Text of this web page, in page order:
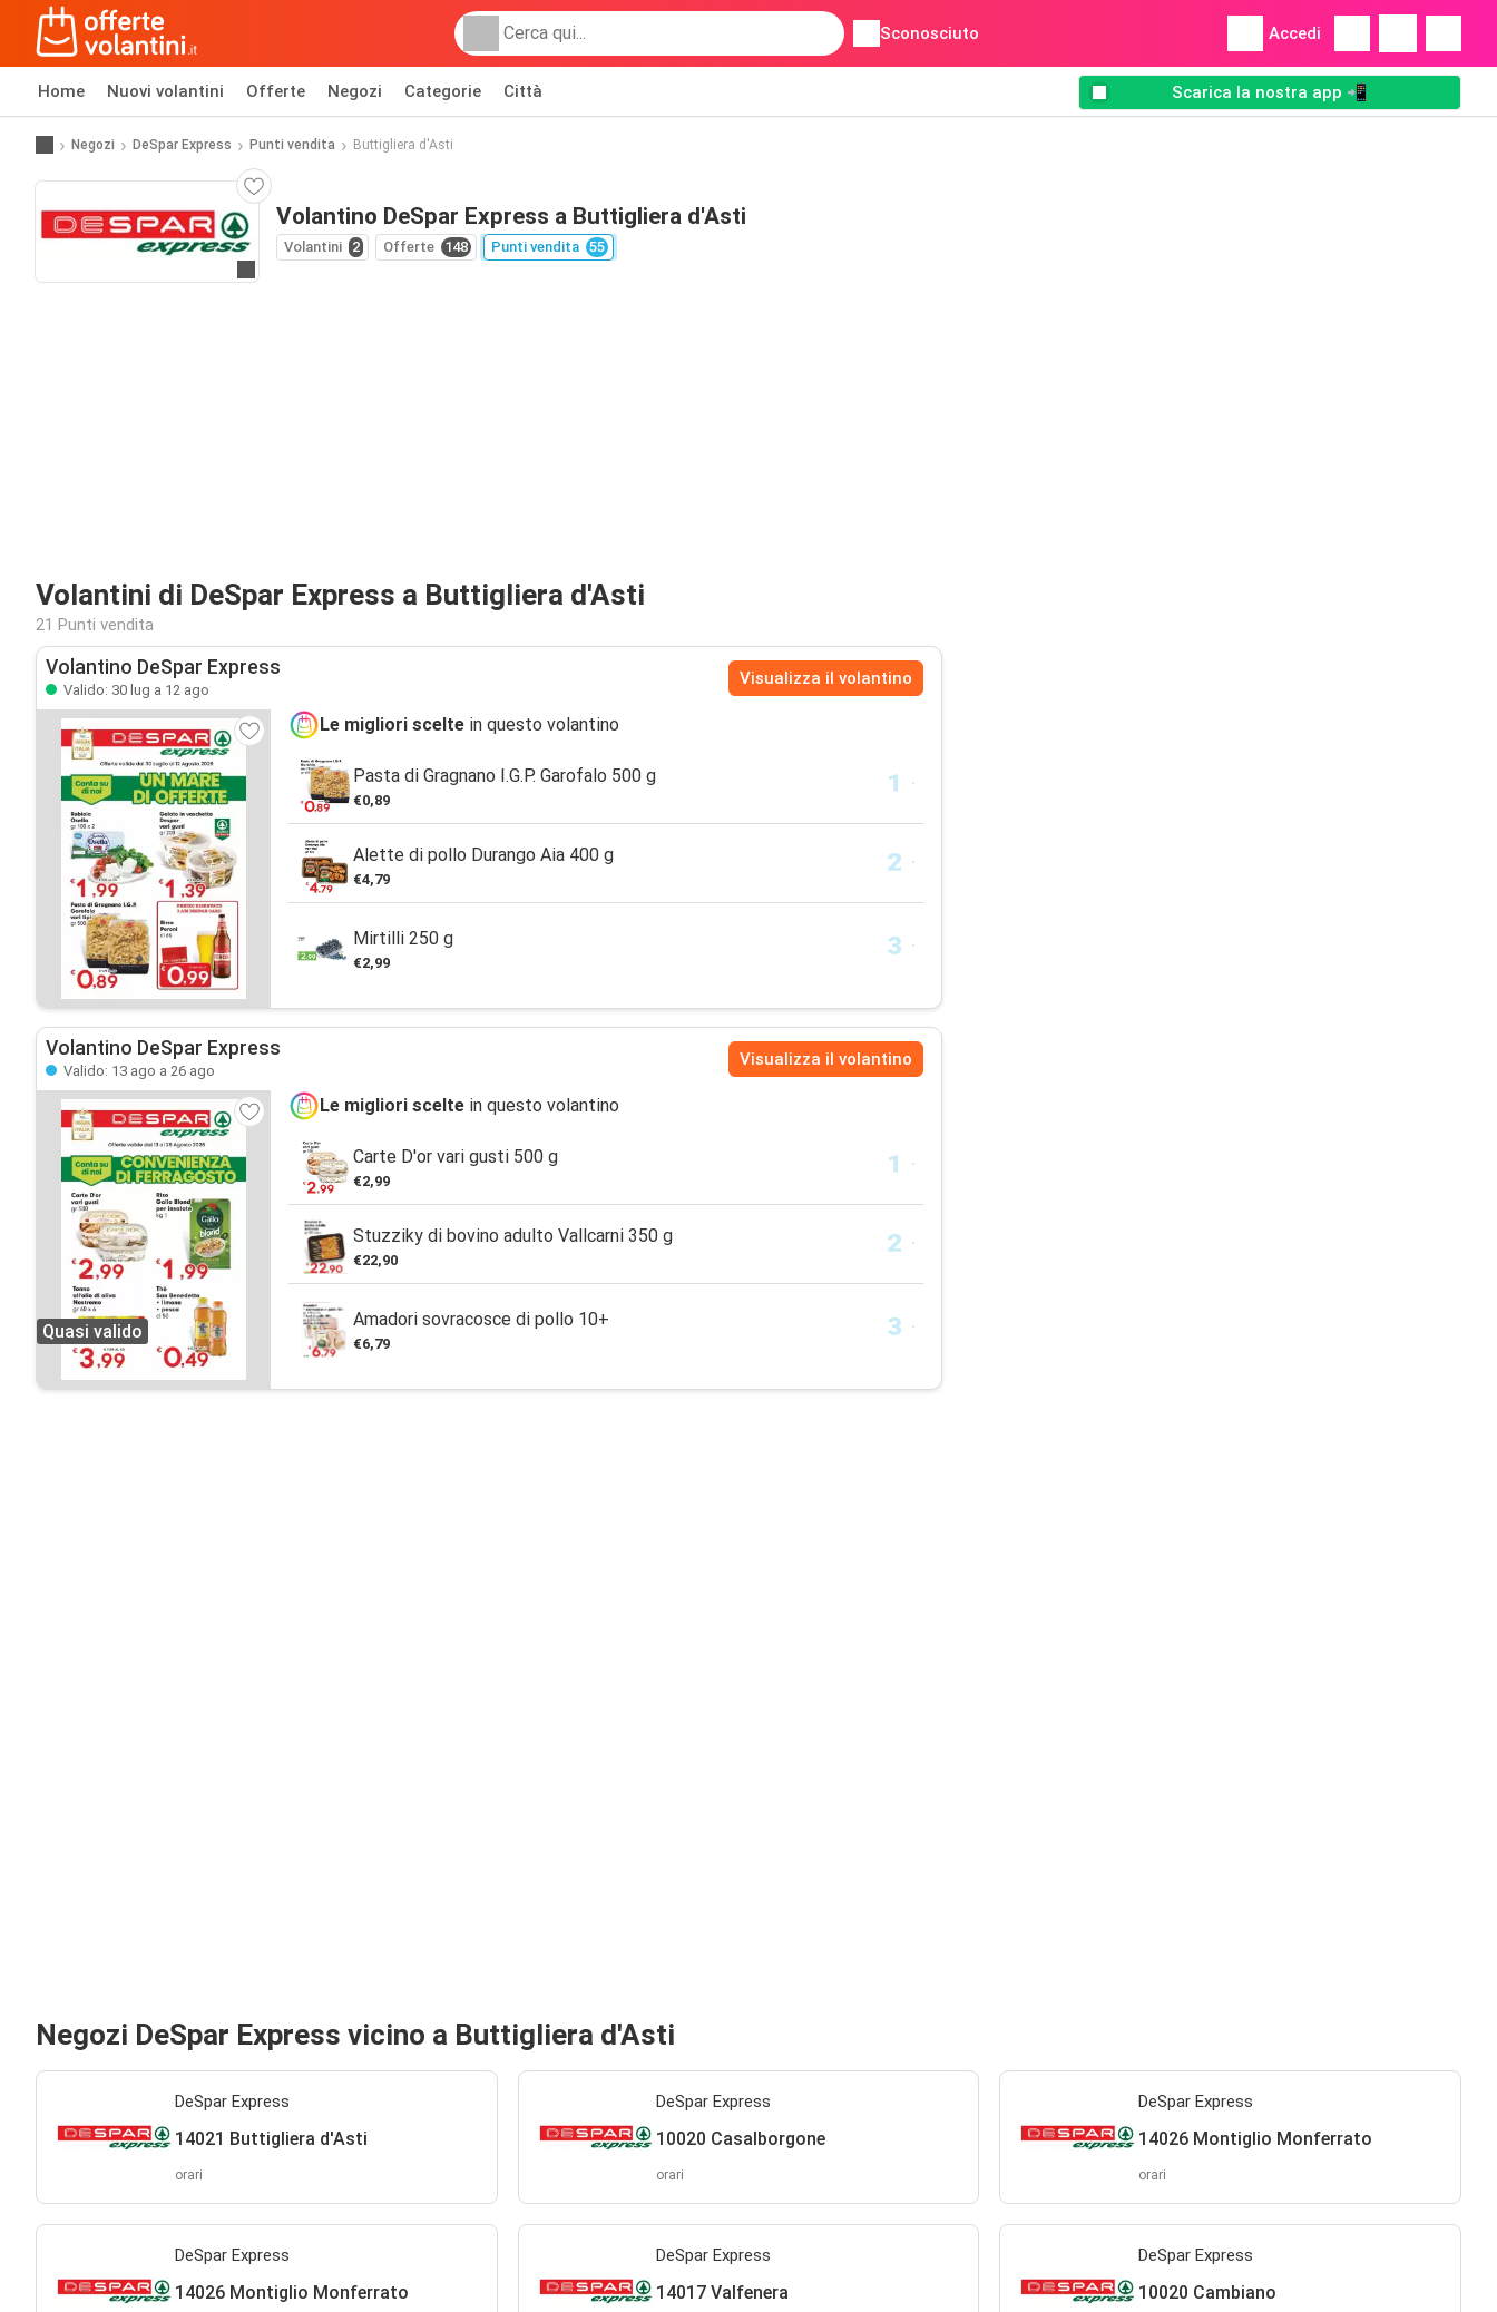
Sconosciuto Accedi
Home Nuovi volantini Offerte Negozi Categorie Città Scarica la nostra app 📲
Negozi DeSpar Express Punti vendita Buttigliera d'Asti
Volantino DeSpar Express a Buttigliera d'Asti
Volantini 2 Offerte 148 Punti vendita 55
Volantini di DeSpar Express a Buttigliera d'Asti
21 Punti vendita
Volantino DeSpar Express
Valido: 30 lug a 12 ago
Visualizza il volantino
Le migliori scelte in questo volantino
Pasta di Gragnano I.G.P. Garofalo 500 g
€0,89
Alette di pollo Durango Aia 400 g
€4,79
Mirtilli 250 g
€2,99
Volantino DeSpar Express
Valido: 13 ago a 26 ago
Visualizza il volantino
Quasi valido
Le migliori scelte in questo volantino
Carte D'or vari gusti 500 g
€2,99
Stuzziky di bovino adulto Vallcarni 350 g
€22,90
Amadori sovracosce di pollo 10+
€6,79
Negozi DeSpar Express vicino a Buttigliera d'Asti
DeSpar Express
14021 Buttigliera d'Asti
orari
DeSpar Express
10020 Casalborgone
orari
DeSpar Express
14026 Montiglio Monferrato
orari
DeSpar Express
14026 Montiglio Monferrato
DeSpar Express
14017 Valfenera
DeSpar Express
10020 Cambiano